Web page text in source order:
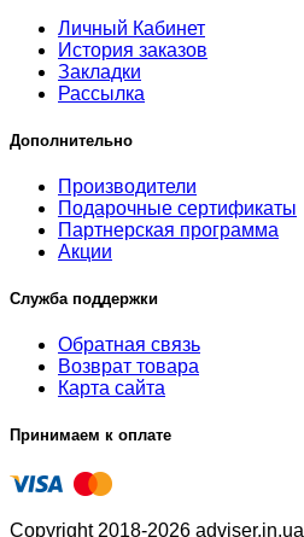
Личный Кабинет
История заказов
Закладки
Рассылка
Дополнительно
Производители
Подарочные сертификаты
Партнерская программа
Акции
Служба поддержки
Обратная связь
Возврат товара
Карта сайта
Принимаем к оплате
Copyright 2018-2026 adviser.in.ua